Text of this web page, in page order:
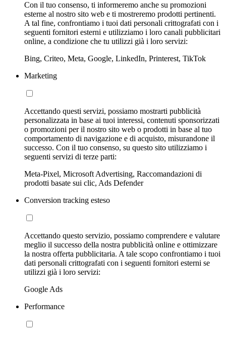
Con il tuo consenso, ti informeremo anche su promozioni
esterne al nostro sito web e ti mostreremo prodotti pertinenti.
A tal fine, confrontiamo i tuoi dati personali crittografati con i
seguenti fornitori esterni e utilizziamo i loro canali pubblicitari
online, a condizione che tu utilizzi già i loro servizi:
Bing, Criteo, Meta, Google, LinkedIn, Printerest, TikTok
Marketing
Accettando questi servizi, possiamo mostrarti pubblicità
personalizzata in base ai tuoi interessi, contenuti sponsorizzati
o promozioni per il nostro sito web o prodotti in base al tuo
comportamento di navigazione e di acquisto, misurandone il
successo. Con il tuo consenso, su questo sito utilizziamo i
seguenti servizi di terze parti:
Meta-Pixel, Microsoft Advertising, Raccomandazioni di
prodotti basate sui clic, Ads Defender
Conversion tracking esteso
Accettando questo servizio, possiamo comprendere e valutare
meglio il successo della nostra pubblicità online e ottimizzare
la nostra offerta pubblicitaria. A tale scopo confrontiamo i tuoi
dati personali crittografati con i seguenti fornitori esterni se
utilizzi già i loro servizi:
Google Ads
Performance